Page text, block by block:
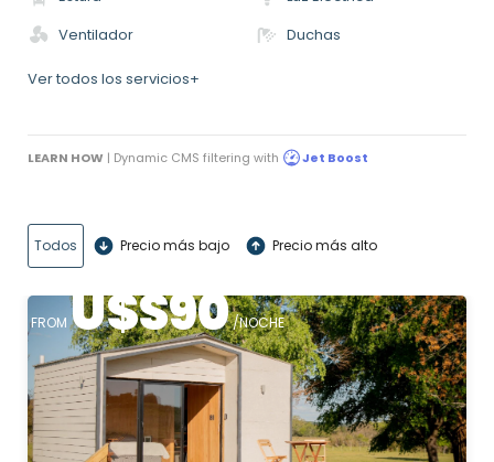
Todos Precio más bajo Precio más alto
FROM U$S90/NOCHE
Ventilador
Duchas
Ver todos los servicios+
LEARN HOW | Dynamic CMS filtering with Jet Boost